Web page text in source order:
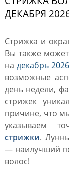
ДЕКАБРЯ
Стрижка и
Вы также
на декабрь
возможные
день недели,
стрижек
причине, что
указываем
стрижки.
— наилучший
волос!